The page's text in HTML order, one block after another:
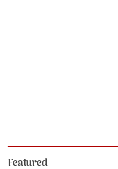
Featured